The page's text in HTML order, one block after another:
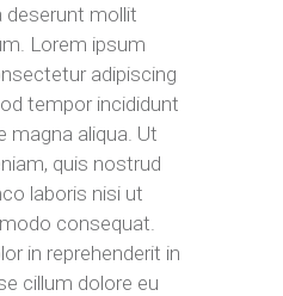
deserunt mollit
Lorem ipsum
adipiscing
tempor incididunt
magna aliqua. Ut
quis nostrud
laboris nisi ut
consequat.
in reprehenderit in
cillum dolore eu